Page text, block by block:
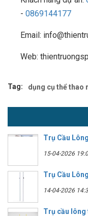
- 0869144177
Email:
Web:
Tag: dụng cụ thể thao
Trụ Cầu
15-04-2026
Trụ Cầu
14-04-2026
Trụ cầu lông